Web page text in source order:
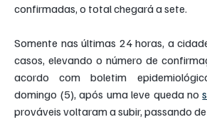
confirmadas, o total chegará a sete.
Somente nas últimas 24 horas, a
casos, elevando o número de
acordo com boletim
domingo (5), após uma leve queda no
prováveis voltaram a subir, passando